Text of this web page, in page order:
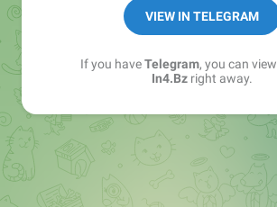
➖ in4.bz/
➖ https://t.me/in4bz
➖ twitter.com/bz_in4
➖ https://t.me/in4news
VIEW IN TELEGRAM
If you haveTelegram, you can
In4.Bz right away.